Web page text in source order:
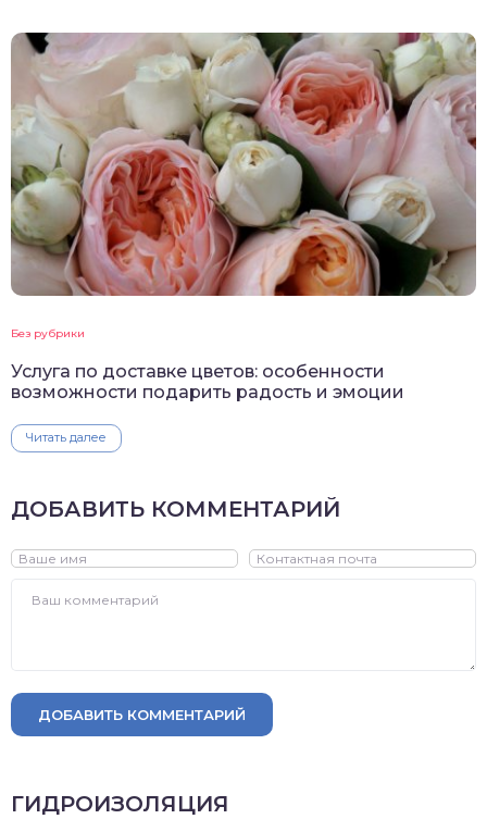
Без рубрики
Услуга по доставке цветов: особенности
возможности подарить радость и эмоции
Читать далее
ДОБАВИТЬ КОММЕНТАРИЙ
ДОБАВИТЬ КОММЕНТАРИЙ
ГИДРОИЗОЛЯЦИЯ